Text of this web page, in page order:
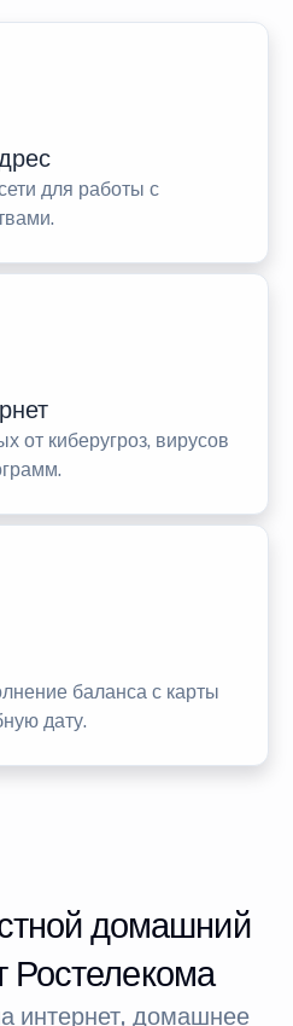
для работы с
от киберугроз, вирусов
баланса с карты
дату.
домашний
Ростелекома
интернет, домашнее